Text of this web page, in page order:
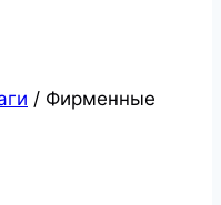
/ Фирменные